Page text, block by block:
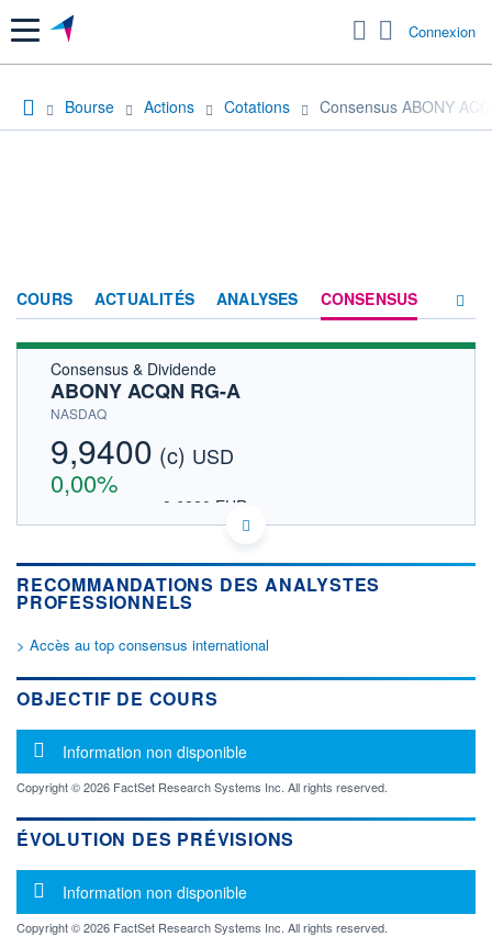
Menu Connexion
Bourse Actions Cotations Consensus ABONY
COURS ACTUALITÉS ANALYSES CONSENSUS
Consensus & Dividende
ABONY ACQN RG-A
NASDAQ
9,9400 (c) USD
0,00%
8,6220 EUR
DONNÉES TEMPS DIFFÉRÉ
Politique d'exécution
Cotation sur les autres places
OUVERTURE CLÔTURE VEILLE
0,0000
0
VALORISATION
LIMITE À LA
BAISSE
0,0000
LIMITE À LA
HAUSSE
0,0000
RENDEMENT
ESTIMÉ 2026
- -
RECOMMANDATIONS DES ANALYSTES
PROFESSIONNELS
> Accès au top consensus international
OBJECTIF DE COURS
Message d'information
Information non disponible
Copyright © 2026 FactSet Research Systems Inc. All rights reserved.
ÉVOLUTION DES PRÉVISIONS
Message d'information
Information non disponible
Copyright © 2026 FactSet Research Systems Inc. All rights reserved.